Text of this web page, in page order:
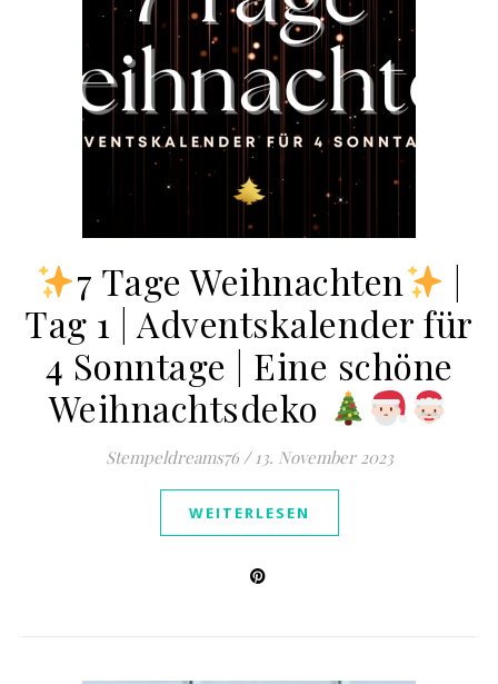
7 Tage Weihnachten
|
Tag 1 | Adventskalender für
4 Sonntage | Eine schöne
Weihnachtsdeko
Stempeldreams76 / 13. November 2023
WEITERLESEN